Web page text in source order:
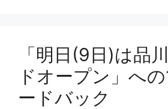
「明日(9日)は品
ドオープン」へ
ードバック